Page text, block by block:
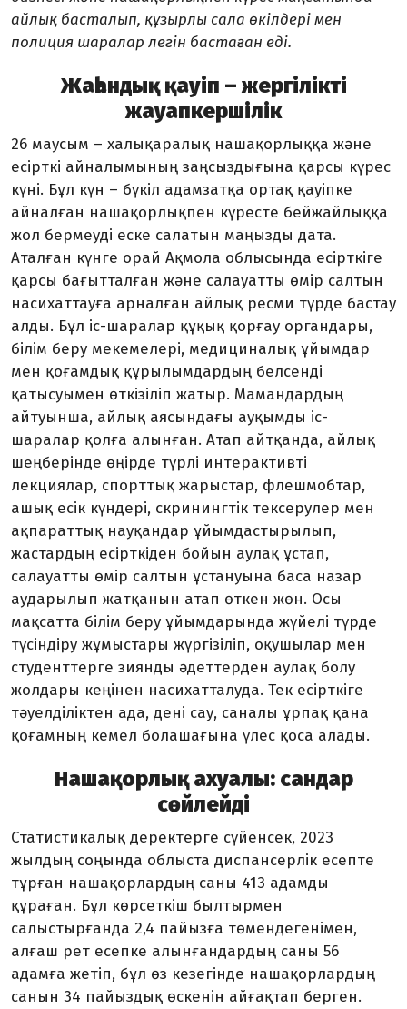
айлық басталып, құзырлы сала өкілдері мен
полиция шаралар легін бастаған еді.
Жаһандық қауіп – жергілікті
жауапкершілік
26 маусым – халықаралық нашақор­лық­қа және
есірткі айналымының заң­сыз­дығына қарсы күрес
күні. Бұл күн – бүкіл адамзатқа ортақ қауіпке
айналған нашақорлықпен күресте бейжайлыққа
жол бермеуді еске салатын маңызды дата.
Аталған күнге орай Ақмола облысында есірт­кіге
қарсы бағытталған және сал­ауат­ты өмір салтын
насихаттауға арналған айлық ресми түрде бастау
алды. Бұл іс-шаралар құқық қорғау органдары,
білім беру мекемелері, медициналық ұйымдар
мен қоғамдық құрылымдардың белсенді
қатысуымен өткізіліп жатыр. Мамандар­дың
айтуынша, айлық аясындағы ауқым­ды іс-
шаралар қолға алынған. Атап айт­қанда, айлық
шеңберінде өңірде түрлі ин­терактивті
лекциялар, спорттық жар­ыс­тар, флешмобтар,
ашық есік күндері, скринингтік тексерулер мен
ақпараттық науқандар ұйымдастырылып,
жастардың есірткіден бойын аулақ ұстап,
салауатты өмір салтын ұстануына баса назар
аудар­ыл­ып жатқанын атап өткен жөн. Осы
мақсатта білім беру ұйымдарында жүйелі түрде
түсіндіру жұмыстары жүргізіліп, оқу­шылар мен
студенттерге зиянды әдет­тер­ден аулақ болу
жолдары кеңінен наси­хат­талуда. Тек есірткіге
тәуелділіктен ада, дені сау, саналы ұрпақ қана
қоғамның кемел болашағына үлес қоса алады.
Нашақорлық ахуалы: сандар
сөйлейді
Статистикалық деректерге сүйенсек, 2023
жылдың соңында облыста диспан­сер­лік есепте
тұрған нашақорлардың саны 413 адамды
құраған. Бұл көрсеткіш былтырмен
салыстырғанда 2,4 пайызға төмендеген­імен,
алғаш рет есепке алын­ған­дар­дың саны 56
адамға жетіп, бұл өз кезегінде нашақорлардың
санын 34 пай­ыз­дық өскенін айғақтап берген.